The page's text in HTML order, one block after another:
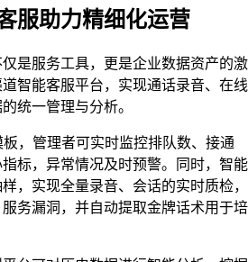
服助力精细化运营
是服务工具，更是企业数据资产的激
智能客服平台，实现通话录音、在线
统一管理与分析。
，管理者可实时监控排队数、接通
标，异常情况及时预警。同时，智能
，实现全量录音、会话的实时质检，
务漏洞，并自动提取金牌话术用于培